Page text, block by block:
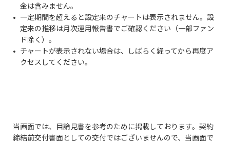
金は含みません。
一定期間を超えると設定来のチャートは表示されません。設
定来の推移は月次運用報告書でご確認ください（一部ファン
ド除く）。
チャートが表示されない場合は、しばらく経ってから再度ア
クセスしてください。
当画面では、目論見書を参考のために掲載しております。契約
締結前交付書面としての交付ではございませんので、当画面で